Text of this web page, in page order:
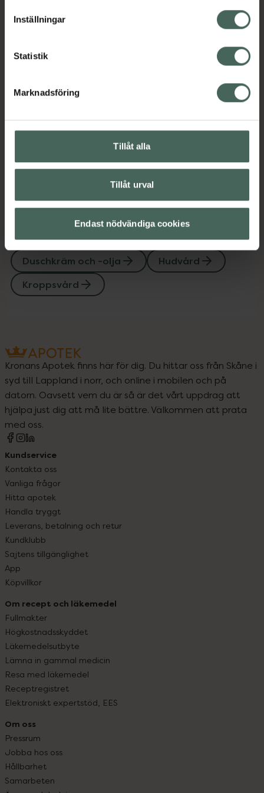
lagligheten av behandling som skett innan återkallelsen.
Inställningar
Statistik
Marknadsföring
Tillåt alla
Tillåt urval
Endast nödvändiga cookies
HJÄRTAT och tillhör elementet ELD.
EAN:
Duschkräm och -olja Kroppsvård
Upptäck flera produkter inom
Duschkräm och -olja
Hudvård
Kroppsvård
Kronans Apotek finns här för dig. Du hittar oss från Skåne i
syd till Lappland i norr, och online i mobilen och på
datorn. Oavsett vem du är så är det vårt uppdrag att
hjälpa just dig att må lite bättre. Välkommen att prata
med oss.
Kundservice
Kontakta oss
Vanliga frågor
Hitta apotek
Handla tryggt
Leverans, betalning och retur
Kundklubb
Sajtens tillgänglighet
App
Köpvillkor
Om recept och läkemedel
Fullmakter
Högkostnadsskyddet
Läkemedelsutbyte
Lämna in gammal medicin
Resa med läkemedel
Receptregistret
Elektroniskt expertstöd, EES
Om oss
Pressrum
Jobba hos oss
Hållbarhet
Samarbeten